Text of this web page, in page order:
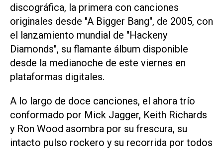
discográfica, la primera con canciones
originales desde "A Bigger Bang", de 2005, con
el lanzamiento mundial de "Hackeny
Diamonds", su flamante álbum disponible
desde la medianoche de este viernes en
plataformas digitales.
A lo largo de doce canciones, el ahora trío
conformado por Mick Jagger, Keith Richards
y Ron Wood asombra por su frescura, su
intacto pulso rockero y su recorrida por todos